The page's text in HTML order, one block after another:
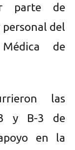
parte de
del
de
las
3 y B-3 de
en la